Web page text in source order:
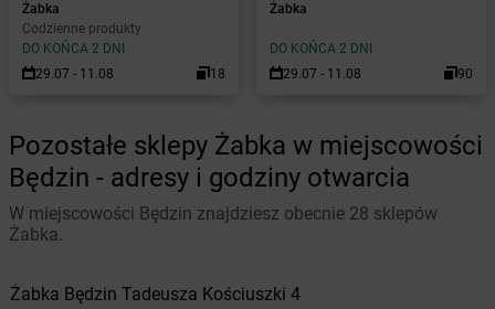
Żabka
Codzienne produkty
DO KOŃCA 2 DNI
29.07 - 11.08
18
Żabka
DO KOŃCA 2 DNI
29.07 - 11.08
90
Pozostałe sklepy Żabka w miejscowości
Będzin - adresy i godziny otwarcia
W miejscowości Będzin znajdziesz obecnie 28 sklepów
Żabka.
Żabka Będzin Tadeusza Kościuszki 4